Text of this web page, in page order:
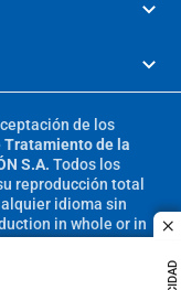
de los
Tratamiento de la
S.A. Todos los
reproducción total
idioma sin
in whole or in